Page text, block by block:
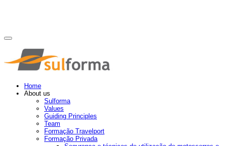
Home
About us
Sulforma
Values
Guiding Principles
Team
Formação Travelport
Formação Privada